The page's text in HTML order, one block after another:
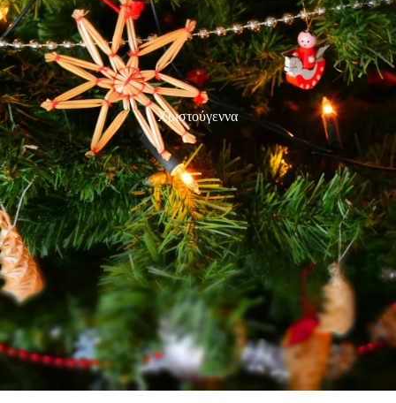
Χριστούγεννα